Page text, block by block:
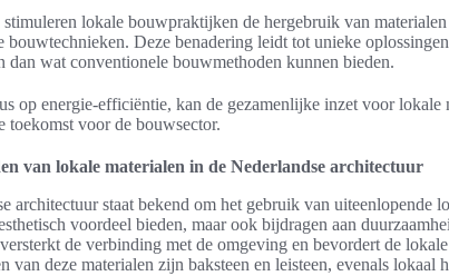
lokale bouwpraktijken de hergebruik van
bouwtechnieken. Deze benadering leidt tot unieke
dan wat conventionele bouwmethoden kunnen bieden.
op energie-efficiëntie, kan de gezamenlijke inzet voor lokale
toekomst voor de bouwsector.
van lokale materialen in de Nederlandse architectuur
architectuur staat bekend om het gebruik van uiteenlopende
voordeel bieden, maar ook bijdragen aan
de verbinding met de omgeving en bevordert de
van deze materialen zijn baksteen en leisteen, evenals lokaal